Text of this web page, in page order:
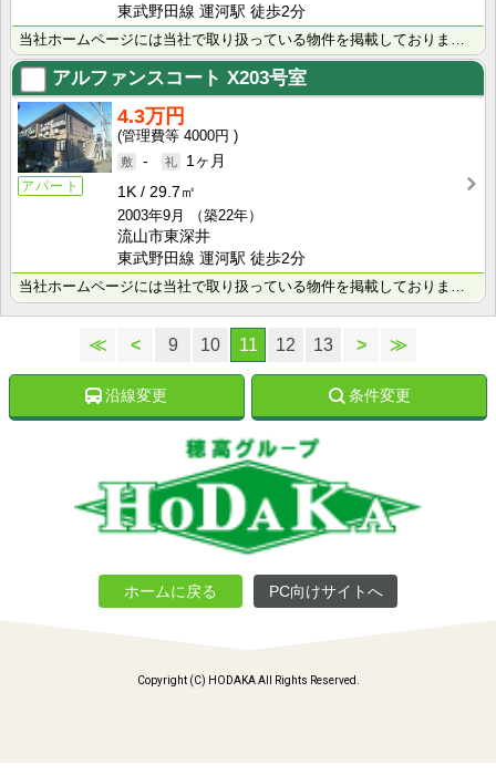
東武野田線 運河駅 徒歩2分
当社ホームページには当社で取り扱っている物件を掲載しております。現在の募集状況に関しては、スタッフま･･･
アルファンスコート X203号室
アパート
4.3万円
4000円
-
1ヶ月
1K
29.7㎡
2003年9月
（築22年）
流山市東深井
東武野田線 運河駅 徒歩2分
当社ホームページには当社で取り扱っている物件を掲載しております。 現在の募集状況に関しては、スタッフ･･･
≪ < 9 10 11 12 13 > ≫
沿線変更 条件変更
ホームに戻る PC向けサイトへ
Copyright (C) HODAKA All Rights Reserved.